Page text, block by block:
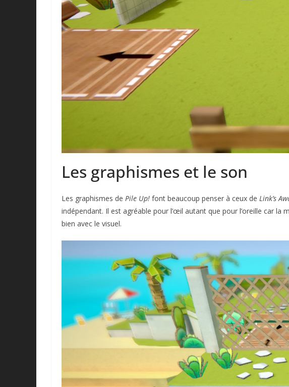
Les graphismes et le son
Les graphismes de Pile Up! font beaucoup penser à ceux de Link’s
indépendant. Il est agréable pour l’œil autant que pour l’oreille car
bien avec le visuel.